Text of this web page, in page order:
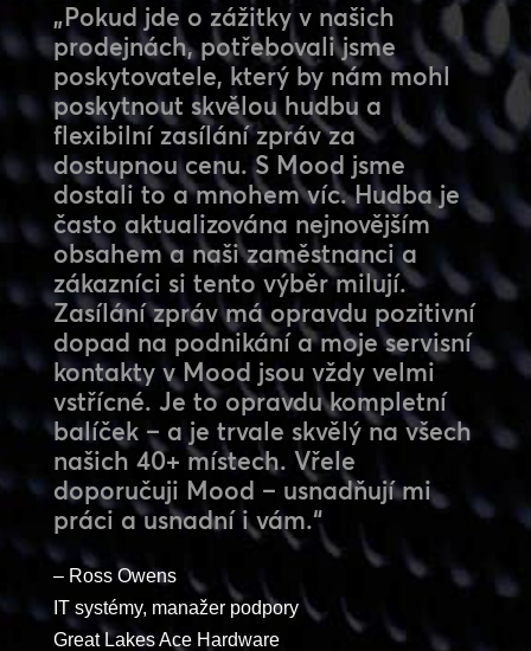
„Pokud jde o zážitky v našich
prodejnách, potřebovali jsme
poskytovatele, který by nám mohl
poskytnout skvělou hudbu a
flexibilní zasílání zpráv za
dostupnou cenu. S Mood jsme
dostali to a mnohem víc. Hudba je
často aktualizována nejnovějším
obsahem a naši zaměstnanci a
zákazníci si tento výběr milují.
Zasílání zpráv má opravdu pozitivní
dopad na podnikání a moje servisní
kontakty v Mood jsou vždy velmi
vstřícné. Je to opravdu kompletní
balíček – a je trvale skvělý na všech
našich 40+ místech. Vřele
doporučuji Mood – usnadňují mi
práci a usnadní i vám.“
– Ross Owens
IT systémy, manažer podpory
Great Lakes Ace Hardware